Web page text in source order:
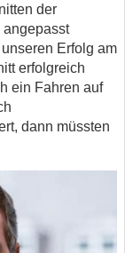
der
Erfolg am
erfolgreich
ein Fahren auf
dann müssten